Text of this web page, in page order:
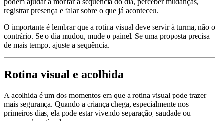
podem ajudar a montar a sequência do dia, perceber mudanças,
registrar presença e falar sobre o que já aconteceu.
O importante é lembrar que a rotina visual deve servir à turma, não o
contrário. Se o dia mudou, mude o painel. Se uma proposta precisa
de mais tempo, ajuste a sequência.
Rotina visual e acolhida
A acolhida é um dos momentos em que a rotina visual pode trazer
mais segurança. Quando a criança chega, especialmente nos
primeiros dias, ela pode estar vivendo separação, saudade ou